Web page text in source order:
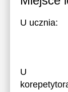
U ucznia:
U